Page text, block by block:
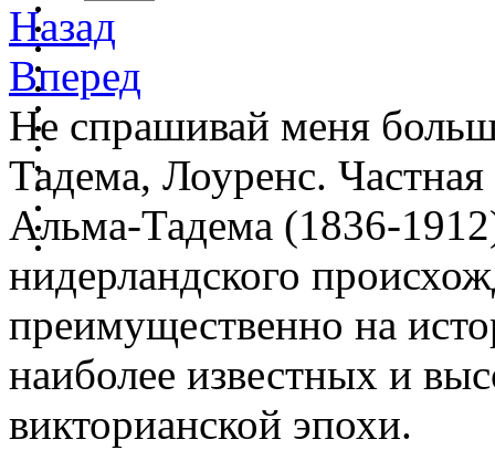
Назад
Вперед
Не спрашивай меня
Тадема, Лоуренс.
Альма-Тадема (1836-
нидерландского
преимущественно на
наиболее известных и
викторианской эпохи.